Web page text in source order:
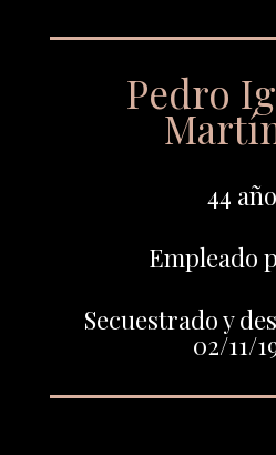
Pedro
44
Empleado
Secuestrado y
02/11/